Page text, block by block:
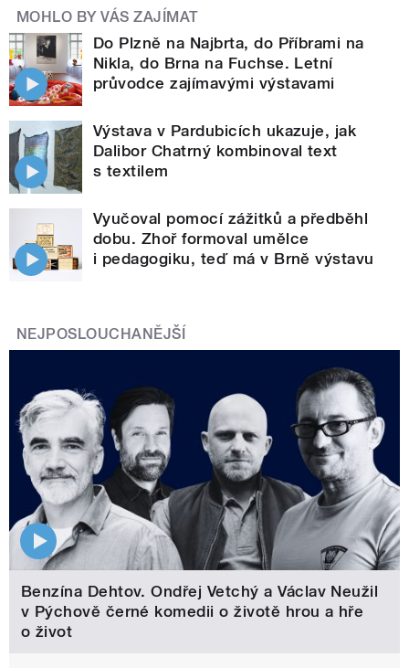
MOHLO BY VÁS ZAJÍMAT
Do Plzně na Najbrta, do Příbrami na
Nikla, do Brna na Fuchse. Letní
průvodce zajímavými výstavami
Výstava v Pardubicích ukazuje, jak
Dalibor Chatrný kombinoval text
s textilem
Vyučoval pomocí zážitků a předběhl
dobu. Zhoř formoval umělce
i pedagogiku, teď má v Brně výstavu
NEJPOSLOUCHANĚJŠÍ
Benzína Dehtov. Ondřej Vetchý a Václav Neužil
v Pýchově černé komedii o životě hrou a hře
o život